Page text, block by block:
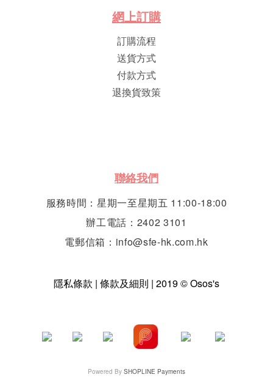
網上訂購
訂購流程
送貨方式
付款方式
退換貨致策
聯絡我們
服務時間：星期一至星期五 11:00-18:00
辦工電話：2402 3101
電郵信箱：info@sfe-hk.com.hk
隱私條款 | 條款及細則 | 2019 © Osos's
Powered By SHOPLINE Payments